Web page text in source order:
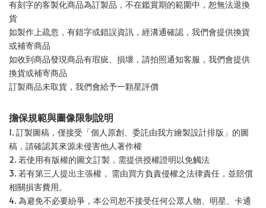
有刻字的客製化商品為訂製品，不在鑑賞期的範圍中，恕無法退換
貨
如製作上疏忽，有錯字或錯誤資訊，經溝通確認，我們會提供換貨
或補寄商品
如收到商品發現商品有瑕疵、損壞，請拍照通知客服，我們會提供
換貨或補寄商品
訂製商品未取貨，我們會給予一顆星評價
擔保規範與圖像限制說明
1. 訂製圖稿，僅接受「個人原創、委託由我方繪製設計排版」的圖
稿，請確認其來源未侵害他人著作權
2. 若使用有版權的圖文訂製，需提供授權證明以免觸法
3. 若有第三人提出主張權， 需由買方負責侵權之法律責任，並賠償
相關損害費用。
4. 為避免不必要紛爭，本公司恕不接受任何公眾人物、明星、卡通